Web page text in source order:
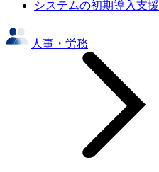
システムの初期導入支援
人事・労務